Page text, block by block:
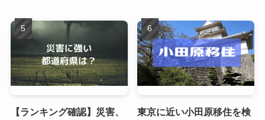
【ランキング確認】災害、
東京に近い小田原移住を検